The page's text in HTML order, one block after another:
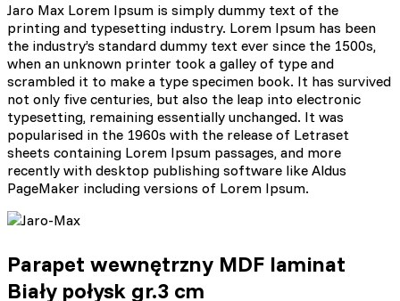
Jaro Max Lorem Ipsum is simply dummy text of the
printing and typesetting industry. Lorem Ipsum has been
the industry’s standard dummy text ever since the 1500s,
when an unknown printer took a galley of type and
scrambled it to make a type specimen book. It has survived
not only five centuries, but also the leap into electronic
typesetting, remaining essentially unchanged. It was
popularised in the 1960s with the release of Letraset
sheets containing Lorem Ipsum passages, and more
recently with desktop publishing software like Aldus
PageMaker including versions of Lorem Ipsum.
Parapet wewnętrzny MDF laminat
Biały połysk gr.3 cm